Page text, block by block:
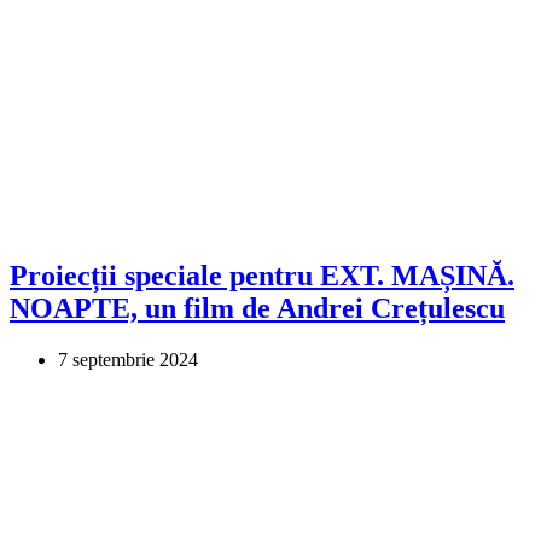
Proiecții speciale pentru EXT. MAȘINĂ.
NOAPTE, un film de Andrei Crețulescu
7 septembrie 2024